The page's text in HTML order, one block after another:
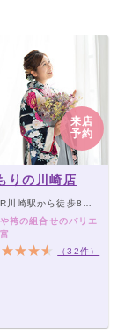
来店
予約
りの川崎店
歩8分／京浜急行川崎駅から徒歩8分
袴の組合せのバリエ
（32件）